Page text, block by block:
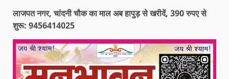
लाजपत नगर, चांदनी चौक का माल अब हापुड़ से खरीदें, 390 रुपए से
शुरू: 9456414025